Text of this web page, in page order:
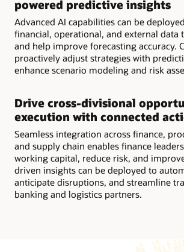
powered predictive insights
Advanced AI capabilities can be
financial, operational, and external data
and help improve forecasting accuracy.
proactively adjust strategies with
enhance scenario modeling and risk
Drive cross-divisional
execution with connected
Seamless integration across finance,
and supply chain enables finance
working capital, reduce risk, and
driven insights can be deployed to
anticipate disruptions, and streamline
banking and logistics partners.